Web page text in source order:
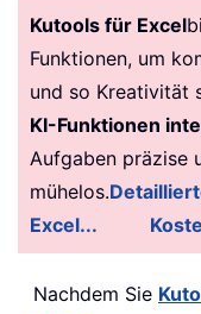
Kutools für Excel
Funktionen, um
und so Kreativität
KI-Funktionen
Aufgaben präzise
mühelos.
Excel...
Nachdem Sie